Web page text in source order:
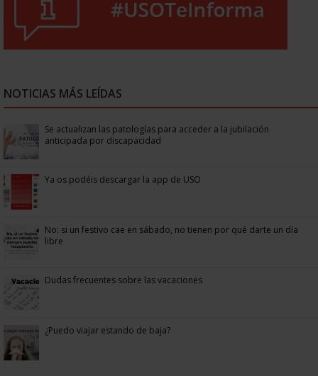
NOTICIAS MÁS LEÍDAS
Se actualizan las patologías para acceder a la jubilación
anticipada por discapacidad
Ya os podéis descargar la app de USO
No: si un festivo cae en sábado, no tienen por qué darte un día
libre
Dudas frecuentes sobre las vacaciones
¿Puedo viajar estando de baja?